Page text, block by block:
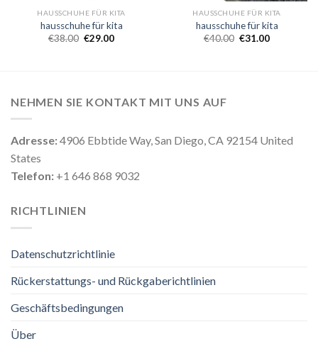
HAUSSCHUHE FÜR KITA
hausschuhe für kita
€38.00 €29.00
HAUSSCHUHE FÜR KITA
hausschuhe für kita
€40.00 €31.00
NEHMEN SIE KONTAKT MIT UNS AUF
Adresse:4906 Ebbtide Way, San Diego, CA 92154 United
States
Telefon: +1 646 868 9032
RICHTLINIEN
Datenschutzrichtlinie
Rückerstattungs- und Rückgaberichtlinien
Geschäftsbedingungen
Über